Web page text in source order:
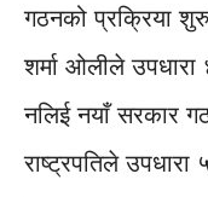
गठनको प्रक्रिया
शर्मा ओलीले
नलिई नयाँ सरकार
राष्ट्रपतिले उपधारा